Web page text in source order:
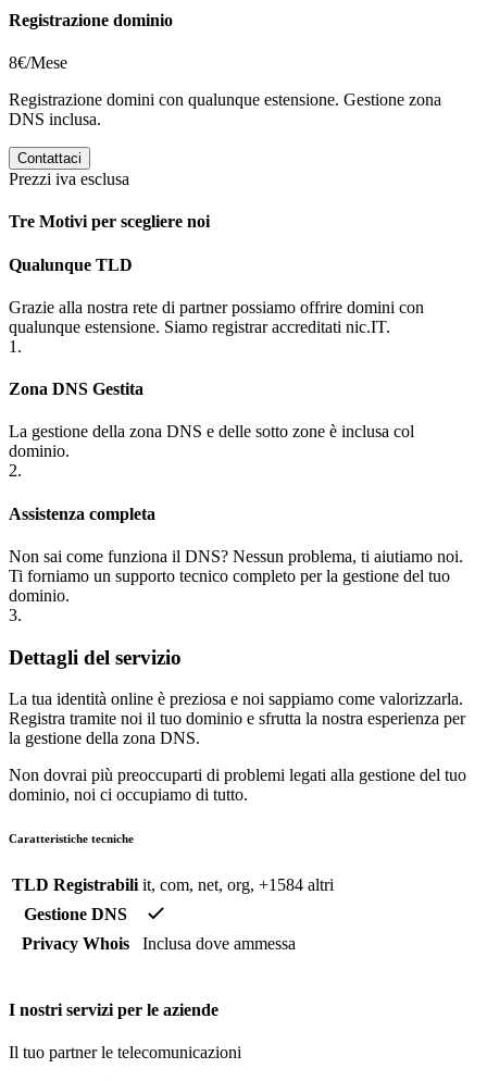
Registrazione dominio
8€/Mese
Registrazione domini con qualunque estensione. Gestione zona
DNS inclusa.
Contattaci
Prezzi iva esclusa
Tre Motivi per scegliere noi
Qualunque TLD
Grazie alla nostra rete di partner possiamo offrire domini con
qualunque estensione. Siamo registrar accreditati nic.IT.
1.
Zona DNS Gestita
La gestione della zona DNS e delle sotto zone è inclusa col
dominio.
2.
Assistenza completa
Non sai come funziona il DNS? Nessun problema, ti aiutiamo noi.
Ti forniamo un supporto tecnico completo per la gestione del tuo
dominio.
3.
Dettagli del servizio
La tua identità online è preziosa e noi sappiamo come valorizzarla.
Registra tramite noi il tuo dominio e sfrutta la nostra esperienza per
la gestione della zona DNS.
Non dovrai più preoccuparti di problemi legati alla gestione del tuo
dominio, noi ci occupiamo di tutto.
Caratteristiche tecniche
TLD Registrabili it, com, net, org, +1584 altri
Gestione DNS
Privacy Whois
Inclusa dove ammessa
I nostri servizi per le aziende
Il tuo partner le telecomunicazioni